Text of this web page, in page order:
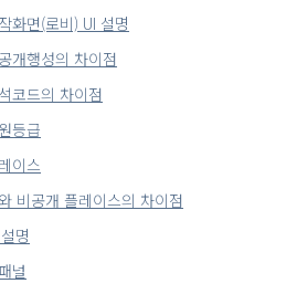
화면(로비) UI 설명
개행성의 차이점
코드의 차이점
등급
이스
비공개 플레이스의 차이점
명
널